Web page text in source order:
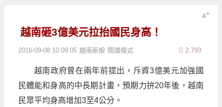
越南砸3億美元拉抬國民身高！
2016-09-08 10:09:05 越南新娘 2,793
閱讀模式
越南政府曾在兩年前提出，斥資3億美元加強國
民體能和身高的中長期計畫，預期力拚20年後，越南
民眾平均身高增加3至4公分。